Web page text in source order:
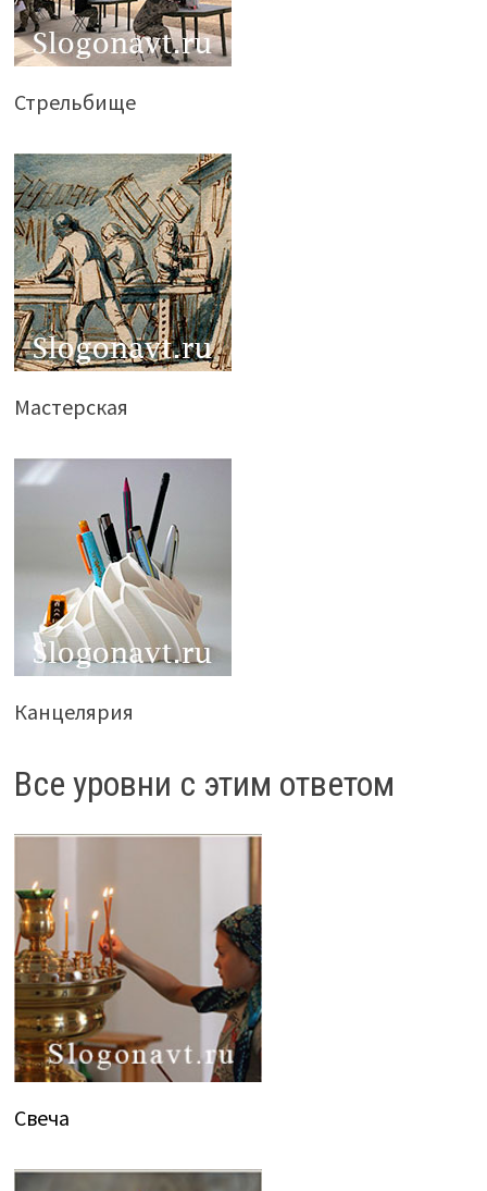
Стрельбище
Мастерская
Канцелярия
Все уровни с этим ответом
Свеча